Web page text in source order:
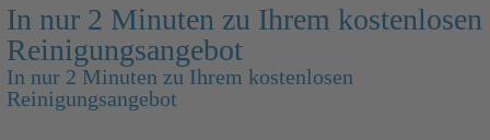
In nur 2 Minuten zu Ihrem kostenlosen
Reinigungsangebot
In nur 2 Minuten zu Ihrem kostenlosen
Reinigungsangebot